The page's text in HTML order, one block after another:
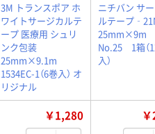
3M トランスポア ホ
ワイトサージカルテ
ープ 医療用 シュリ
ンク包装
25mm×9.1m
1534EC-1（6巻入） オ
リジナル
ニチバン サ
ルテープ
25mm×9m
No.25 1箱（
入）
￥1,280